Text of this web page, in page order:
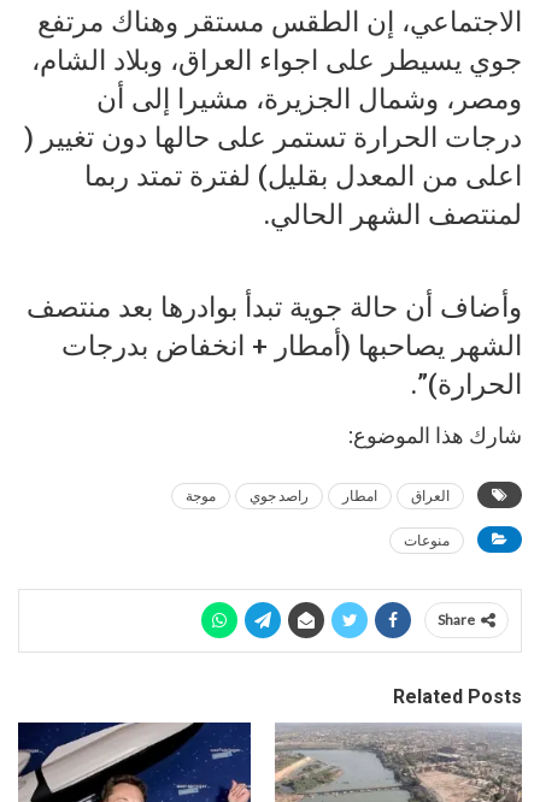
الاجتماعي، إن الطقس مستقر وهناك مرتفع
جوي يسيطر على اجواء العراق، وبلاد الشام،
ومصر، وشمال الجزيرة، مشيرا إلى أن
درجات الحرارة تستمر على حالها دون تغيير (
اعلى من المعدل بقليل) لفترة تمتد ربما
لمنتصف الشهر الحالي.
وأضاف أن حالة جوية تبدأ بوادرها بعد منتصف
الشهر يصاحبها (أمطار + انخفاض بدرجات
الحرارة)”.
شارك هذا الموضوع:
العراق امطار راصد جوي موجة
منوعات
Share
Related Posts